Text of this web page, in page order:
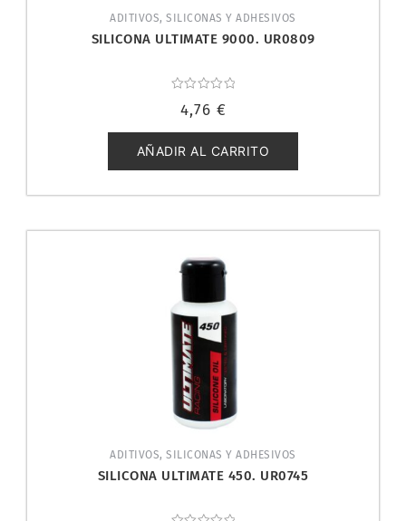
ADITIVOS, SILICONAS Y ADHESIVOS
SILICONA ULTIMATE 9000. UR0809
con
de
5
4,76 €
AÑADIR AL CARRITO
ADITIVOS, SILICONAS Y ADHESIVOS
SILICONA ULTIMATE 450. UR0745